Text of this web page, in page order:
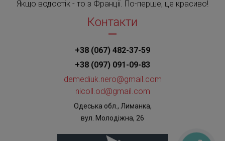
Якщо водостік - то з Франції. По-перше, це красиво!
Контакти
+38 (067) 482-37-59
+38 (097) 091-09-83
demediuk.nero@gmail.com
nicoll.od@gmail.com
Одеська обл., Лиманка,
вул. Молодіжна, 26